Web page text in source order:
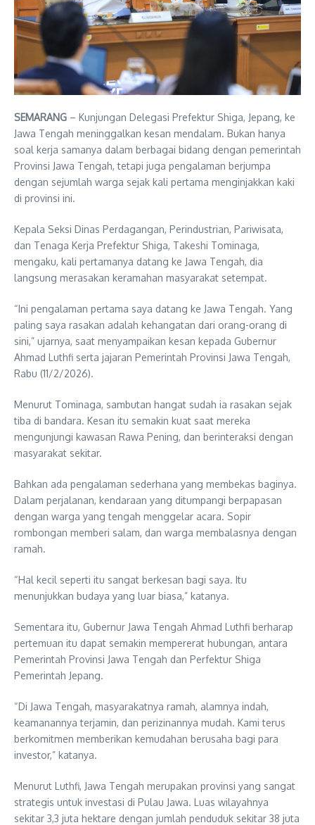
SEMARANG – Kunjungan Delegasi Prefektur Shiga, Jepang, ke
Jawa Tengah meninggalkan kesan mendalam. Bukan hanya
soal kerja samanya dalam berbagai bidang dengan pemerintah
Provinsi Jawa Tengah, tetapi juga pengalaman berjumpa
dengan sejumlah warga sejak kali pertama menginjakkan kaki
di provinsi ini.
Kepala Seksi Dinas Perdagangan, Perindustrian, Pariwisata,
dan Tenaga Kerja Prefektur Shiga, Takeshi Tominaga,
mengaku, kali pertamanya datang ke Jawa Tengah, dia
langsung merasakan keramahan masyarakat setempat.
“Ini pengalaman pertama saya datang ke Jawa Tengah. Yang
paling saya rasakan adalah kehangatan dari orang-orang di
sini,” ujarnya, saat menyampaikan kesan kepada Gubernur
Ahmad Luthfi serta jajaran Pemerintah Provinsi Jawa Tengah,
Rabu (11/2/2026).
Menurut Tominaga, sambutan hangat sudah ia rasakan sejak
tiba di bandara. Kesan itu semakin kuat saat mereka
mengunjungi kawasan Rawa Pening, dan berinteraksi dengan
masyarakat sekitar.
Bahkan ada pengalaman sederhana yang membekas baginya.
Dalam perjalanan, kendaraan yang ditumpangi berpapasan
dengan warga yang tengah menggelar acara. Sopir
rombongan memberi salam, dan warga membalasnya dengan
ramah.
“Hal kecil seperti itu sangat berkesan bagi saya. Itu
menunjukkan budaya yang luar biasa,” katanya.
Sementara itu, Gubernur Jawa Tengah Ahmad Luthfi berharap
pertemuan itu dapat semakin mempererat hubungan, antara
Pemerintah Provinsi Jawa Tengah dan Perfektur Shiga
Pemerintah Jepang.
“Di Jawa Tengah, masyarakatnya ramah, alamnya indah,
keamanannya terjamin, dan perizinannya mudah. Kami terus
berkomitmen memberikan kemudahan berusaha bagi para
investor,” katanya.
Menurut Luthfi, Jawa Tengah merupakan provinsi yang sangat
strategis untuk investasi di Pulau Jawa. Luas wilayahnya
sekitar 3,3 juta hektare dengan jumlah penduduk sekitar 38 juta